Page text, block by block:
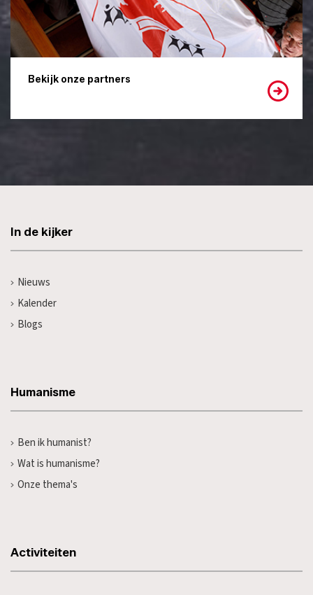
Bekijk onze partners
In de kijker
Nieuws
Kalender
Blogs
Humanisme
Ben ik humanist?
Wat is humanisme?
Onze thema's
Activiteiten